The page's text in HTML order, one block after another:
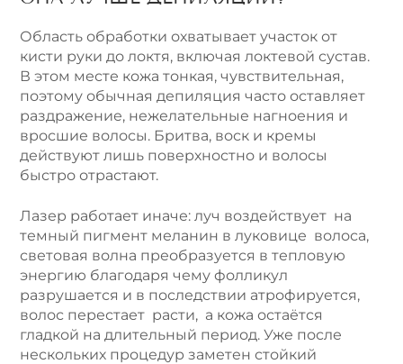
Область обработки охватывает участок от
кисти руки до локтя, включая локтевой сустав.
В этом месте кожа тонкая, чувствительная,
поэтому обычная депиляция часто оставляет
раздражение, нежелательные нагноения и
вросшие волосы. Бритва, воск и кремы
действуют лишь поверхностно и волосы
быстро отрастают.
Лазер работает иначе: луч воздействует на
темный пигмент меланин в луковице волоса,
световая волна преобразуется в тепловую
энергию благодаря чему фолликул
разрушается и в последствии атрофируется,
волос перестает расти, а кожа остаётся
гладкой на длительный период. Уже после
нескольких процедур заметен стойкий